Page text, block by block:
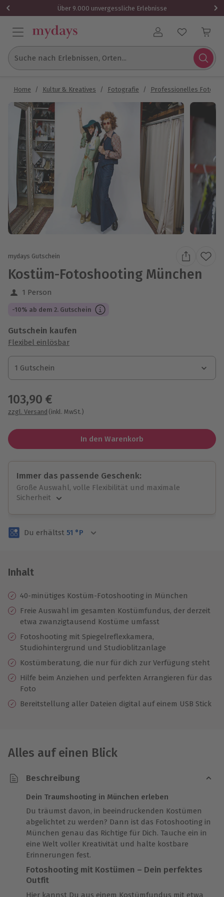
Über 9.000 unvergessliche Erlebnisse
Benutzerkonto
Suche nach Erlebnissen, Orten...
Home / Kultur & Kreatives / Fotografie / Professionelles
mydays Gutschein
Kostüm-Fotoshooting München
1 Person
-10% ab dem 2. Gutschein
Gutschein kaufen
Flexibel einlösbar
1 Gutschein
1 Gutschein
1 Gutschein
103,90 €
zzgl. Versand (inkl. MwSt.)
In den Warenkorb
Immer das passende Geschenk:
Große Auswahl, volle Flexibilität und maximale
Sicherheit
Volle Flexibilität
3 Jahre gültig & verlängerbar.
Du erhältst 51 °P
Inhalt
40-minütiges Kostüm-Fotoshooting in München
Freie Auswahl im gesamten Kostümfundus, der derzeit
etwa zwanzigtausend Kostüme umfasst
Fotoshooting mit Spiegelreflexkamera,
Studiohintergrund und Studioblitzanlage
Kostümberatung, die nur für dich zur Verfügung steht
Hilfe beim Anziehen und perfekten Arrangieren für das
Foto
Bereitstellung aller Dateien digital auf einem USB Stick
Alles auf einen Blick
Beschreibung
Dein Traumshooting in München erleben
Du träumst davon, in beeindruckenden Kostümen
abgelichtet zu werden? Dann ist das Fotoshooting in
München genau das Richtige für Dich. Tauche ein in
eine Welt voller Kreativität und halte kostbare
Erinnerungen fest.
Fotoshooting mit Kostümen – Dein perfektes
Outfit
Hier kannst Du aus einem Kostümfundus mit etwa